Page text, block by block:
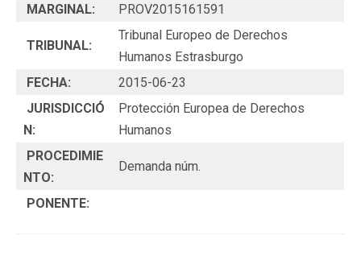
MARGINAL: PROV2015161591
TRIBUNAL:
Tribunal Europeo de Derechos
Humanos Estrasburgo
FECHA:
2015-06-23
JURISDICCIÓ
N:
Protección Europea de Derechos
Humanos
PROCEDIMIE
NTO:
Demanda núm.
PONENTE: